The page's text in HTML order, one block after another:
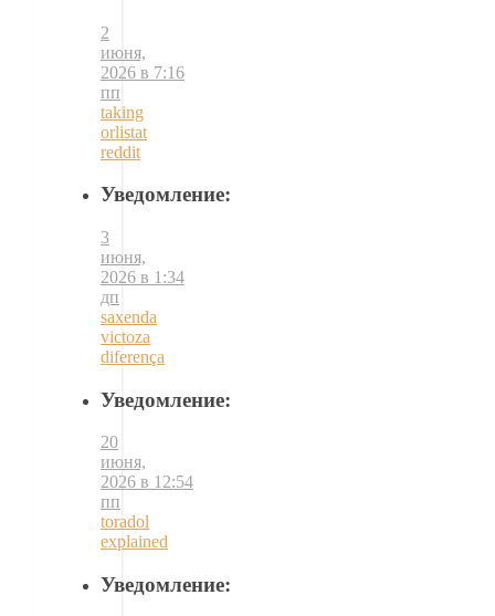
2
июня,
2026 в 7:16
пп
taking
orlistat
reddit
Уведомление:
3
июня,
2026 в 1:34
дп
saxenda
victoza
diferença
Уведомление:
20
июня,
2026 в 12:54
пп
toradol
explained
Уведомление: